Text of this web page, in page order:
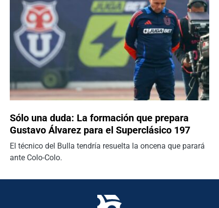
Sólo una duda: La formación que prepara
Gustavo Álvarez para el Superclásico 197
El técnico del Bulla tendría resuelta la oncena que parará
ante Colo-Colo.